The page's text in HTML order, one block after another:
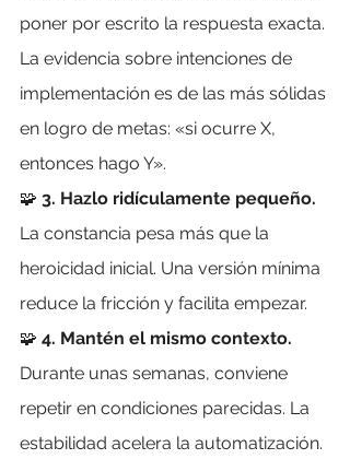
poner por escrito la respuesta exacta.
La evidencia sobre intenciones de
implementación es de las más sólidas
en logro de metas: «si ocurre X,
entonces hago Y».
🧩 3. Hazlo ridículamente pequeño.
La constancia pesa más que la
heroicidad inicial. Una versión mínima
reduce la fricción y facilita empezar.
🧩 4. Mantén el mismo contexto.
Durante unas semanas, conviene
repetir en condiciones parecidas. La
estabilidad acelera la automatización.